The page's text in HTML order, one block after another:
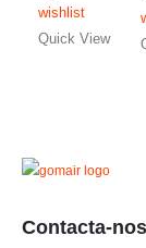
wishlist
Quick View
Contacta-nos